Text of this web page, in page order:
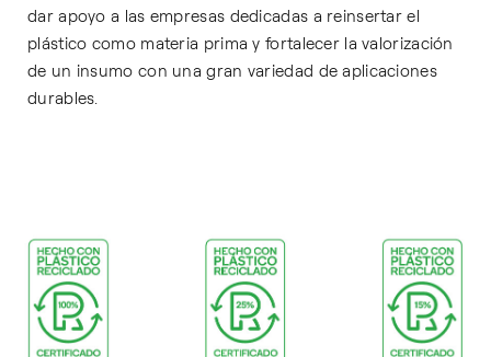
dar apoyo a las empresas dedicadas a reinsertar el
plástico como materia prima y fortalecer la valorización
de un insumo con una gran variedad de aplicaciones
durables.